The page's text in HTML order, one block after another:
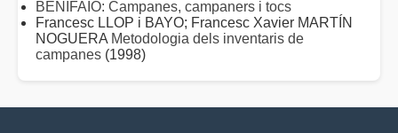
BENIFAIÓ: Campanes, campaners i tocs
Francesc LLOP i BAYO; Francesc Xavier MARTÍN
NOGUERA Metodologia dels inventaris de
campanes (1998)